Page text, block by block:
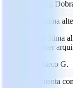
Greg
Uma ótima
É uma ótima
converter
Marco G.
Ferramenta